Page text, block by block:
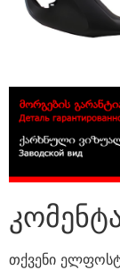
თქვენი